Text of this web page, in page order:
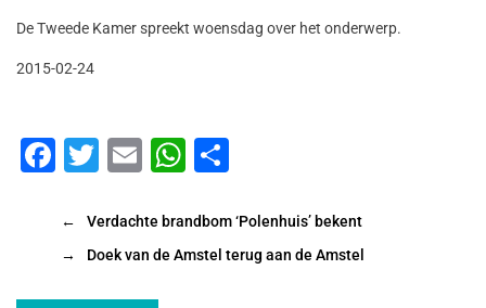
De Tweede Kamer spreekt woensdag over het onderwerp.
2015-02-24
F
c
e
b
T
tt
er
E
ai
l
W
at
s
e
n
←
Verdachte brandbom ‘Polenhuis’ bekent
→
Doek van de Amstel terug aan de Amstel